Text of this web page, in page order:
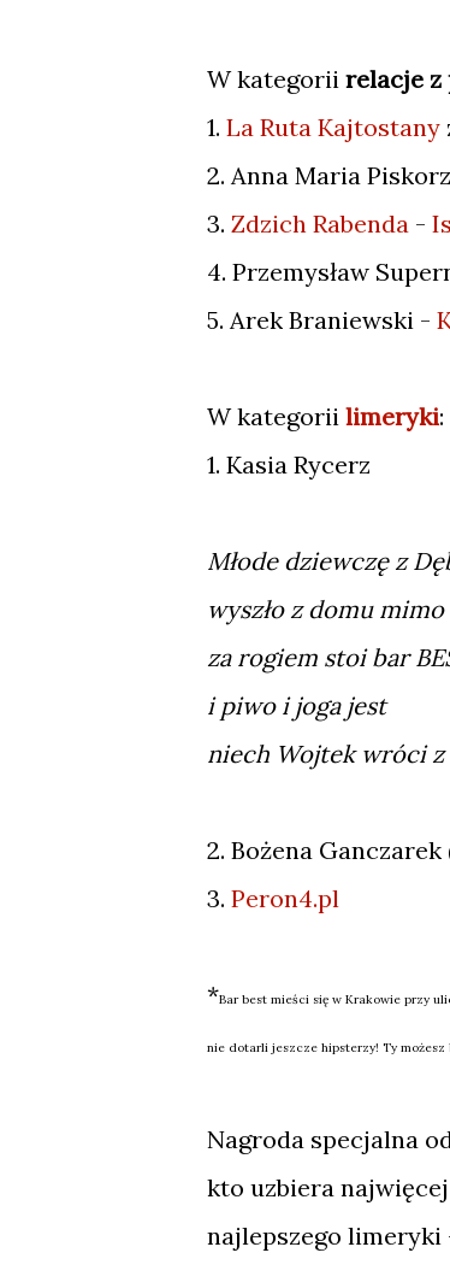
W kategorii relacje z
1. La Ruta Kajtostany
2. Anna Maria
3. Zdzich Rabenda -
4. Przemysław
5. Arek Braniewski -
W kategorii limeryki:
1. Kasia Rycerz
Młode dziewczę z
wyszło z domu mimo
za rogiem stoi bar
i piwo i joga jest
niech Wojtek wróci z
2. Bożena
3. Peron4.pl
*Bar best mieści się w Krakowie przy
nie dotarli jeszcze hipsterzy! Ty
Nagroda specjalna
kto uzbiera
najlepszego limeryki